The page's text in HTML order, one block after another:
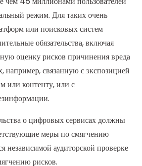
режим. Для таких очень
или поисковых систем
обязательства, включая
оценку рисков причинения вреда
например, связанную с экспозицией
или контенту, или с
о цифровых сервисах должны
меры по смягчению
независимой аудиторской проверке
рисков.